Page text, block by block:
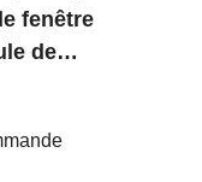
fenêtre
de
moule